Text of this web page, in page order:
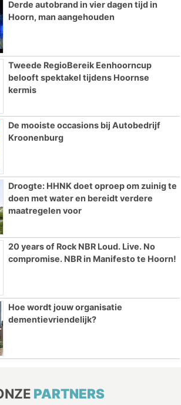
Derde autobrand in vier dagen tijd in
Hoorn, man aangehouden
Tweede RegioBereik Eenhoorncup
belooft spektakel tijdens Hoornse
kermis
De mooiste occasions bij Autobedrijf
Kroonenburg
Droogte: HHNK doet oproep om zuinig te
doen met water en bereidt verdere
maatregelen voor
20 years of Rock NBR Loud. Live. No
compromise. NBR in Manifesto te Hoorn!
Hoe wordt jouw organisatie
dementievriendelijk?
PARTNERS